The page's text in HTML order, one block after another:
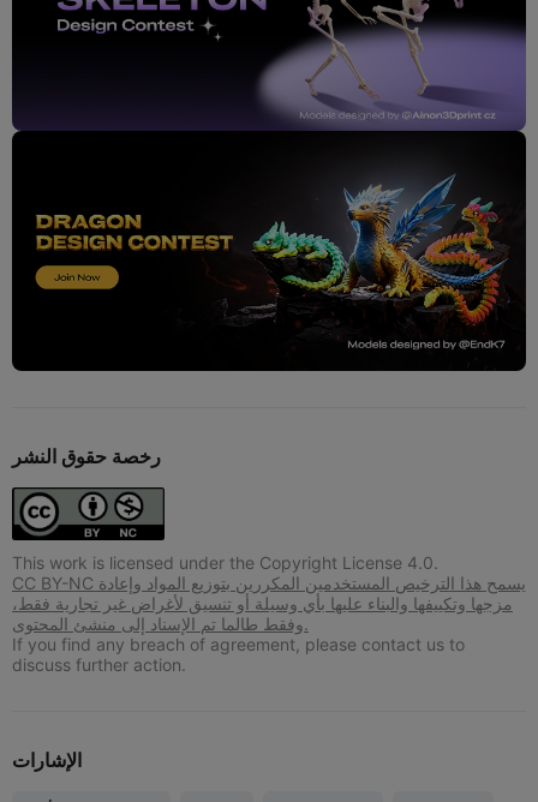
رخصة حقوق النشر
This work is licensed under the Copyright License 4.0.
CC BY-NC يسمح هذا الترخيص المستخدمين المكررين بتوزيع المواد وإعادة
مزجها وتكييفها والبناء عليها بأي وسيلة أو تنسيق لأغراض غير تجارية فقط،
وفقط طالما تم الإسناد إلى منشئ المحتوى.
If you find any breach of agreement, please contact us to
discuss further action.
الإشارات